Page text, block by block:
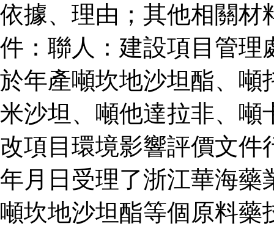
依據、理由；其他相關材
件：聯人：建設項目管理
於年產噸坎地沙坦酯、噸
米沙坦、噸他達拉非、噸
改項目環境影響評價文件
年月日受理了浙江華海藥
噸坎地沙坦酯等個原料藥